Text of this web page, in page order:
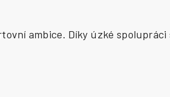
ambice. Díky úzké spolupráci